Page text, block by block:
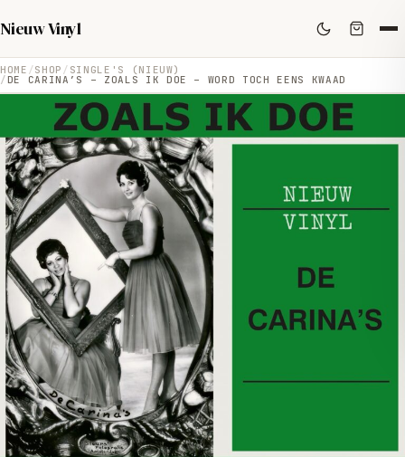
Nieuw Vinyl
HOME SHOP SINGLE'S (NIEUW)
DE CARINA’S – ZOALS IK DOE – WORD TOCH EENS KWAAD